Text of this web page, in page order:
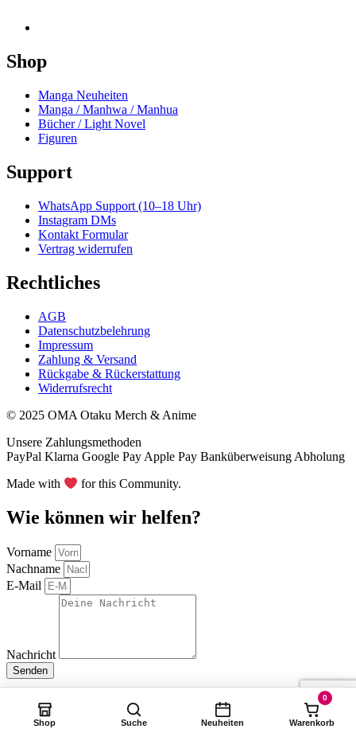
Shop Suche Neuheiten Warenkorb
0
Shop
Manga Neuheiten
Manga / Manhwa / Manhua
Bücher / Light Novel
Figuren
Support
WhatsApp Support (10–18 Uhr)
Instagram DMs
Kontakt Formular
Vertrag widerrufen
Rechtliches
AGB
Datenschutzbelehrung
Impressum
Zahlung & Versand
Rückgabe & Rückerstattung
Widerrufsrecht
© 2025 OMA Otaku Merch & Anime
Unsere Zahlungsmethoden
PayPal Klarna Google Pay Apple Pay Banküberweisung Abholung
Made with for this Community.
Wie können wir helfen?
Vorname
Nachname
E-Mail
Nachricht
Senden